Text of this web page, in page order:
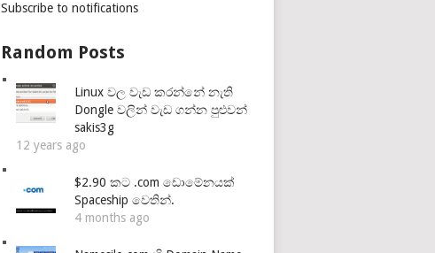
Subscribe to notifications
Random Posts
Linux වල වැඩ කරන්නේ නැති
Dongle වලින් වැඩ ගන්න පුළුවන්
sakis3g
12 years ago
$2.90 කට .com ඩොමේනයක්
Spaceship වෙතින්.
4 months ago